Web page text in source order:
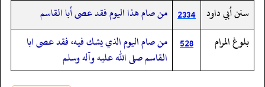
سنن أبي داود 2334 من صام هذا اليوم فقد عصى أبا القاسم
بلوغ المرام
528
من صام اليوم الذي يشك فيه،‏‏‏‏ فقد عصى ابا
القاسم صلى الله عليه وآله وسلم